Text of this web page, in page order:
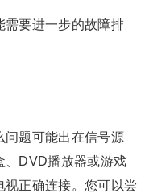
需要进一步的故障排
问题可能出在信号源
、DVD播放器或游戏
正确连接。您可以尝